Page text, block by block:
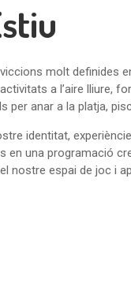
molt definides
a l’aire lliure,
per anar a la platja,
identitat,
en una programació
nostre espai de joc i